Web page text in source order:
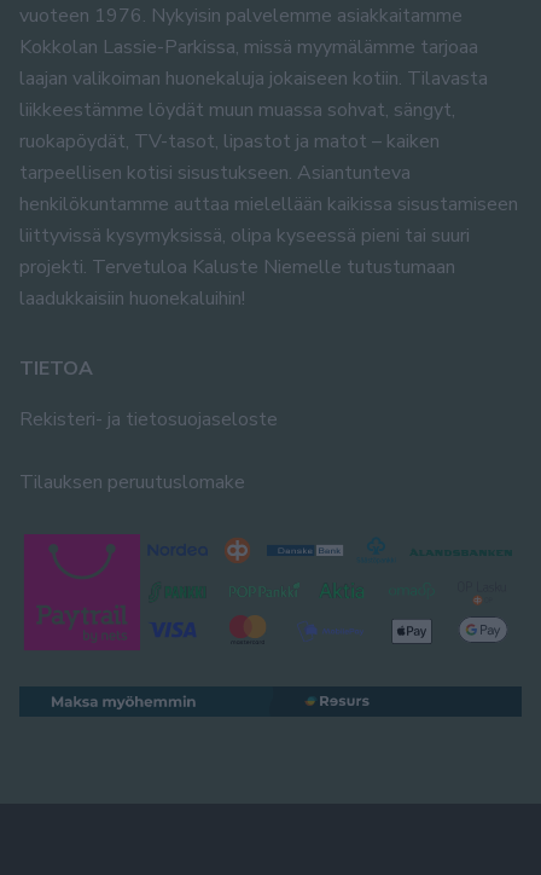
vuoteen 1976. Nykyisin palvelemme asiakkaitamme
Kokkolan Lassie-Parkissa, missä myymälämme tarjoaa
laajan valikoiman huonekaluja jokaiseen kotiin. Tilavasta
liikkeestämme löydät muun muassa sohvat, sängyt,
ruokapöydät, TV-tasot, lipastot ja matot – kaiken
tarpeellisen kotisi sisustukseen. Asiantunteva
henkilökuntamme auttaa mielellään kaikissa sisustamiseen
liittyvissä kysymyksissä, olipa kyseessä pieni tai suuri
projekti. Tervetuloa Kaluste Niemelle tutustumaan
laadukkaisiin huonekaluihin!
TIETOA
Rekisteri- ja tietosuojaseloste
Tilauksen peruutuslomake